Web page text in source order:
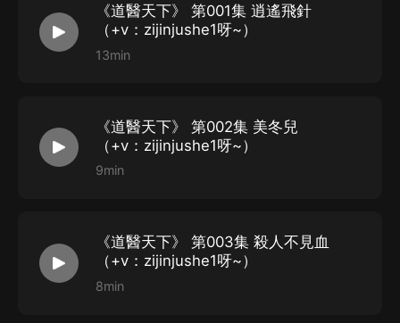
畫本：昭昭
對軌：小柒
美工：有點態度工作室 老雲
成品審聽：洵逸然
統籌管理：竟然先生
儲彬 -飾：旁白
紫襟劇社簽約主播
《道醫天下》 第001集 逍遙飛針
（+v：zijinjushe1呀~）
13min
《道醫天下》 第002集 美冬兒
（+v：zijinjushe1呀~）
9min
《道醫天下》 第003集 殺人不見血
（+v：zijinjushe1呀~）
8min